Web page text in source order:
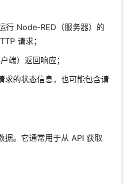
行 Node-RED（服务器）的
请求；
端）返回响应；
求的状态信息，也可能包含请
据。它通常用于从 API 获取